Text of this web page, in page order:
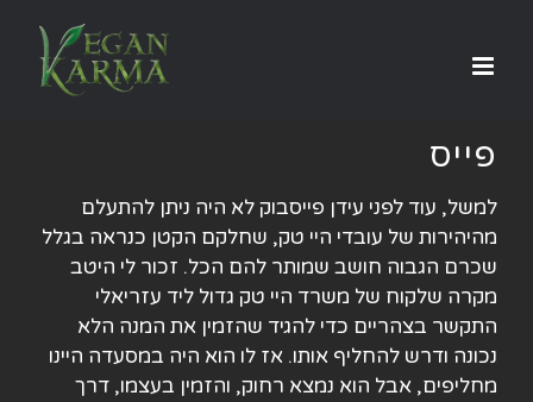
פייס
למשל, עוד לפני עידן פייסבוק לא היה ניתן להתעלם
מהיהירות של עובדי היי טק, שחלקם הקטן כנראה בגלל
שכרם הגבוה חושב שמותר להם הכל. זכור לי היטב
מקרה שלקוח של משרד היי טק גדול ליד עזריאלי
התקשר בצהריים כדי להגיד שהזמין את המנה הלא
נכונה ודרש להחליף אותו. אז לו הוא היה במסעדה היינו
מחליפים, אבל הוא נמצא רחוק, והזמין בעצמו, דרך